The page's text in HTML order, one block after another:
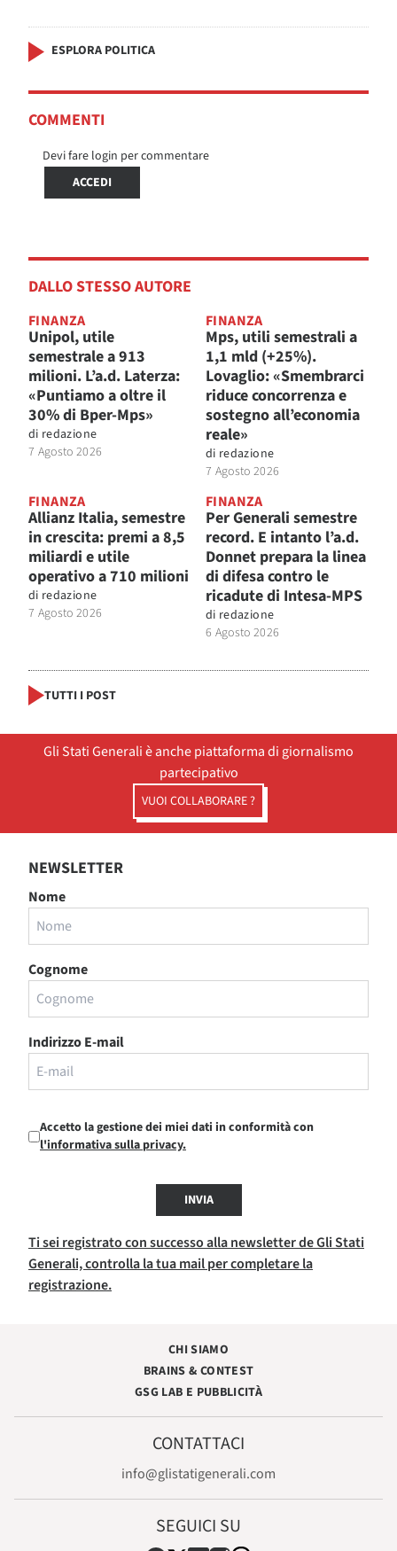
ESPLORA POLITICA
COMMENTI
Devi fare login per commentare
ACCEDI
DALLO STESSO AUTORE
FINANZA
Unipol, utile
semestrale a 913
milioni. L’a.d. Laterza:
«Puntiamo a oltre il
30% di Bper-Mps»
di redazione
7 Agosto 2026
FINANZA
Mps, utili semestrali a
1,1 mld (+25%).
Lovaglio: «Smembrarci
riduce concorrenza e
sostegno all’economia
reale»
di redazione
7 Agosto 2026
FINANZA
Allianz Italia, semestre
in crescita: premi a 8,5
miliardi e utile
operativo a 710 milioni
di redazione
7 Agosto 2026
FINANZA
Per Generali semestre
record. E intanto l’a.d.
Donnet prepara la linea
di difesa contro le
ricadute di Intesa-MPS
di redazione
6 Agosto 2026
TUTTI I POST
Gli Stati Generali è anche piattaforma di giornalismo
partecipativo
VUOI COLLABORARE ?
NEWSLETTER
Nome
Cognome
Indirizzo E-mail
Accetto la gestione dei miei dati in conformità con
l'informativa sulla privacy.
INVIA
Ti sei registrato con successo alla newsletter de Gli Stati
Generali, controlla la tua mail per completare la
registrazione.
CHI SIAMO
BRAINS & CONTEST
GSG LAB E PUBBLICITÀ
CONTATTACI
info@glistatigenerali.com
SEGUICI SU